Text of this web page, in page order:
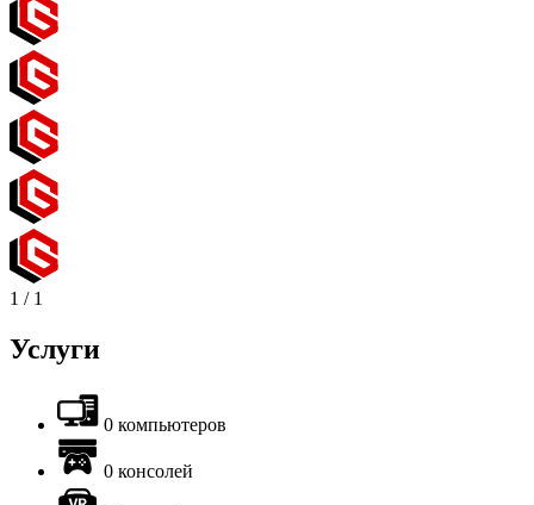
1 / 1
Услуги
0 компьютеров
0 консолей